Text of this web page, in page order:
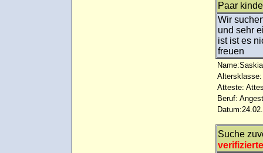
Paar
Wir
und sehr
ist ist es
freuen
Name:Saskia
Altersklasse:
Atteste:
Beruf:
Suche